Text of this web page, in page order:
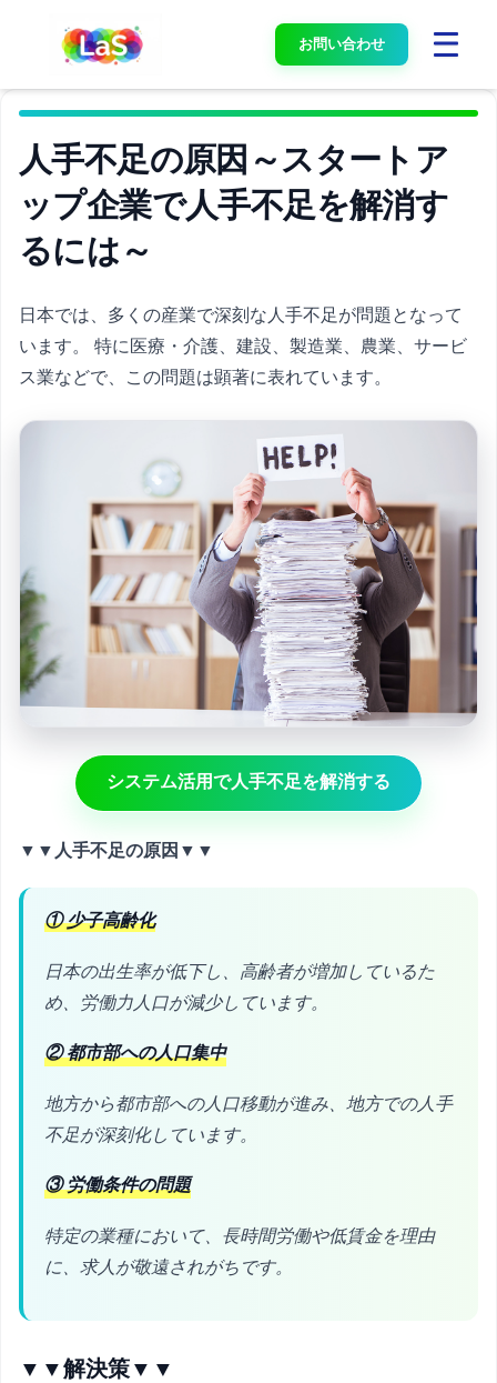
お問い合わせ
人手不足の原因～スタートア
ップ企業で人手不足を解消す
るには～
日本では、多くの産業で深刻な人手不足が問題となって
います。 特に医療・介護、建設、製造業、農業、サービ
ス業などで、この問題は顕著に表れています。
システム活用で人手不足を解消する
▼▼人手不足の原因▼▼
① 少子高齢化
日本の出生率が低下し、高齢者が増加しているた
め、労働力人口が減少しています。
② 都市部への人口集中
地方から都市部への人口移動が進み、地方での人手
不足が深刻化しています。
③ 労働条件の問題
特定の業種において、長時間労働や低賃金を理由
に、求人が敬遠されがちです。
▼▼解決策▼▼